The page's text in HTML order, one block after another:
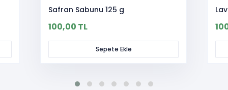
Safran Sabunu 125 g
100,00 TL
Sepete Ekle